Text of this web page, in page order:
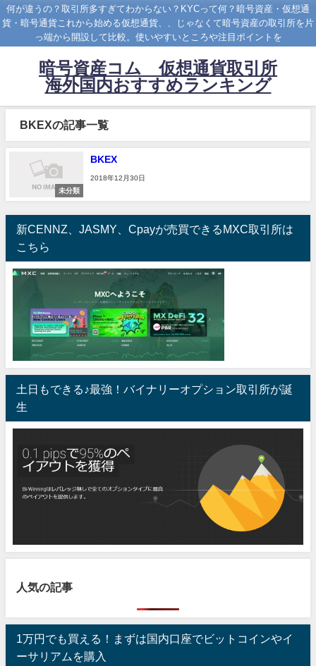
何が違うの？取引所多すぎてわからない？KYCって何？暗号資産・仮想通
貨・暗号通貨これから始める仮想通貨、、じゃなくて暗号資産の取引所を片
っ端から開設して比較。使いやすいところや注目ポイントを
暗号資産コム 仮想通貨取引所
海外国内おすすめランキング
BKEXの記事一覧
未分類
BKEX
2018年12月30日
新CENNZ、JASMY、Cpayが売買できるMXC取引所は
こちら
土日もできる♪最強！バイナリーオプション取引所が誕
生
人気の記事
1万円でも買える！まずは国内口座でビットコインやイ
ーサリアムを購入